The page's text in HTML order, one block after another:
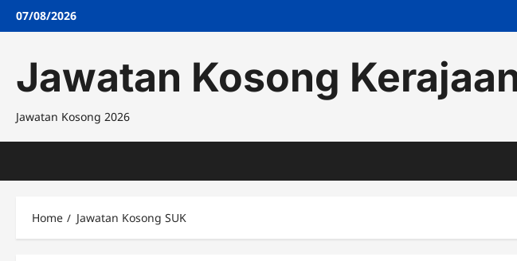
Skip07/08/2026
Jawatan Kosong
Jawatan Kosong 2026
Home Jawatan Kosong SUK